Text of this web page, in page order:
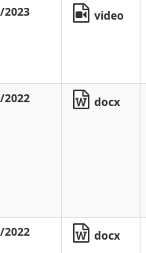
2023
video
2022 docx
2022 docx